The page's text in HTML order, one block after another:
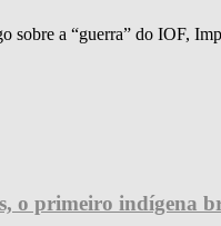
sobre a “guerra” do IOF,
o primeiro indígena